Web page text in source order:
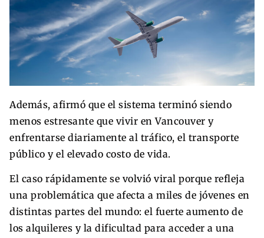
Además, afirmó que el sistema terminó siendo
menos estresante que vivir en Vancouver y
enfrentarse diariamente al tráfico, el transporte
público y el elevado costo de vida.
El caso rápidamente se volvió viral porque refleja
una problemática que afecta a miles de jóvenes en
distintas partes del mundo: el fuerte aumento de
los alquileres y la dificultad para acceder a una